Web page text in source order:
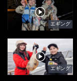
エギング
エギング